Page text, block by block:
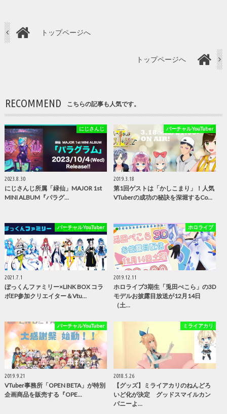
トップページへ
トップページへ
RECOMMEND こちらの記事も人気です。
にじさんじ
2023.8.30
にじさんじ所属「緑仙」MAJOR 1st
MINI ALBUM『パラグ…
バーチャルYouTuber
2019.3.18
第1回ゲストは「かしこまり」！人気
VTuberの成功の秘訣を深堀するCo…
バーチャルYouTuber
2021.7.1
ぼっくんファミリー×LINK BOX コラ
ボEP参加クリエイター＆Vtu…
ホロライブ
2019.12.11
ホロライブ3期生「兎田ぺこら」の3D
モデルお披露目放送が12月14日
（土…
バーチャルYouTuber
2019.9.21
VTuber事務所「OPEN BETA」が特別
企画商品を販売する『OPE…
ミライアカリ
2018.5.26
【グッズ】ミライアカリのねんどろ
いど化が決定 グッドスマイルカン
パニーよ…